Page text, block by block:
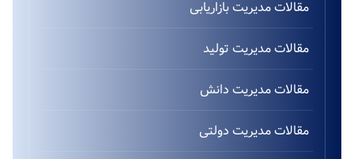
مقالات مدیریت بازاریابی
مقالات مدیریت تولید
مقالات مدیریت دانش
مقالات مدیریت دولتی